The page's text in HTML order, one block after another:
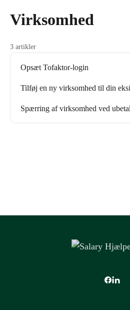
Virksomhed
3 artikler
Opsæt Tofaktor-login
Tilføj en ny virksomhed til din
Spærring af virksomhed ved